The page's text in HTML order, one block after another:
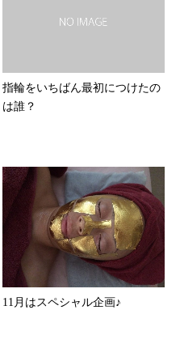
指輪をいちばん最初につけたの
は誰？
11月はスペシャル企画♪